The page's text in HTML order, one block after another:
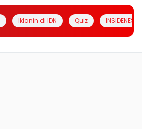
Iklanin di IDN Quiz INSIDENESIA